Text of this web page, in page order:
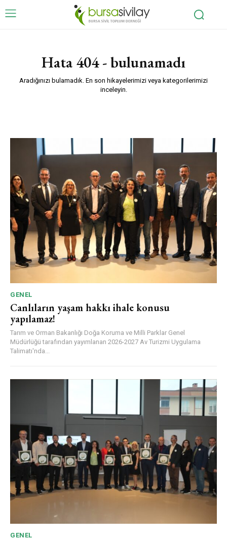
Hata 404 - bulunamadı
Aradığınızı bulamadık. En son hikayelerimizi veya kategorilerimizi
inceleyin.
GENEL
Canlıların yaşam hakkı ihale konusu
yapılamaz!
Tarım ve Orman Bakanlığı Doğa Koruma ve Milli Parklar Genel
Müdürlüğü tarafından yayımlanan 2026-2027 Av Turizmi Uygulama
Talimatı'nda...
GENEL